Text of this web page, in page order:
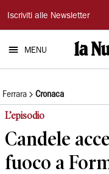
La
Nuova
Ferrara
Iscriviti alle Newsletter
MENU
Ferrara Cronaca
L’episodio
Candele
fuoco a